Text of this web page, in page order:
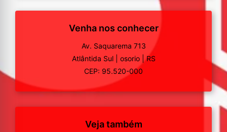
Venha nos conhecer
Av. Saquarema 713
Atlântida Sul
osorio
RS
CEP: 95.520-000
Veja também